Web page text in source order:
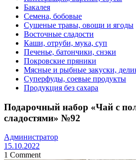
Бакалея
Семена, бобовые
Сушеные травы, овощи и ягоды
Восточные сладости
Каши, отруби, мука, суп
Печенье, батончики, снэки
Покровские пряники
Мясные и рыбные закуски,
Суперфуды, соевые продукты
Продукция без сахара
Подарочный набор «Чай с
сладостями» №92
Администратор
15.10.2022
1 Comment